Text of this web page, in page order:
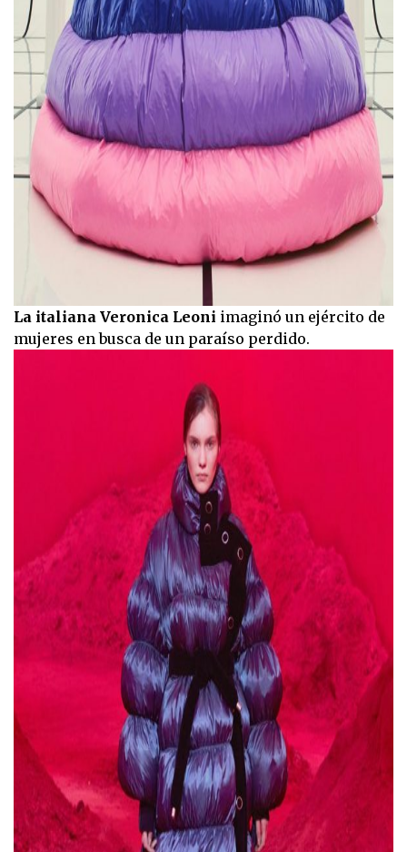
La italiana Veronica Leoni imaginó un ejército de
mujeres en busca de un paraíso perdido.